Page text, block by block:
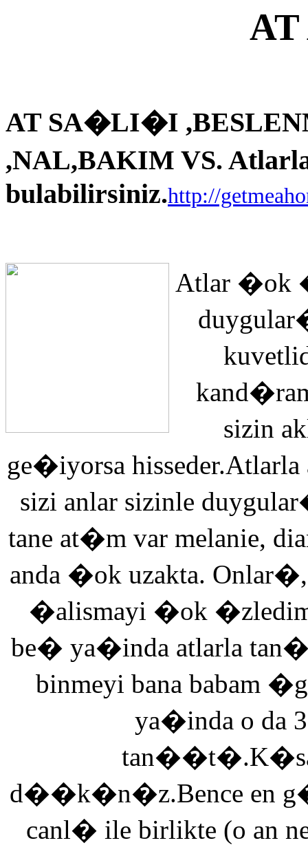
AT SA�LI�I
,NAL,BAKIM VS.
bulabilirsiniz.http://
Atlar �ok
sizin
ge�iyorsa
sizi anlar sizinle
tane at�m var melanie,
anda �ok uzakta.
�alismayi �ok
be� ya�inda atlarla
binmeyi bana babam
ya�inda o da
d��k�n�z.Bence en
canl� ile birlikte (o an